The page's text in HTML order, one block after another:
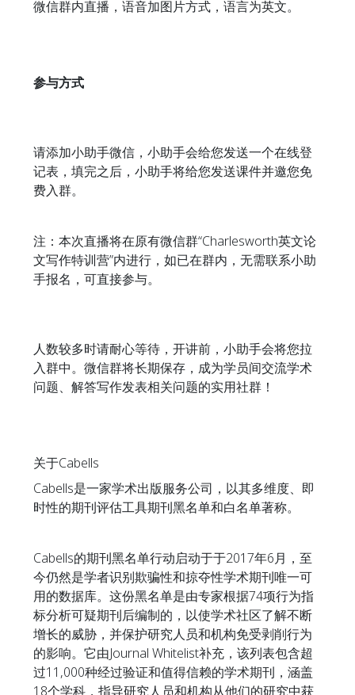
微信群内直播，语音加图片方式，语言为英文。
参与方式
请添加小助手微信，小助手会给您发送一个在线登
记表，填完之后，小助手将给您发送课件并邀您免
费入群。
注：本次直播将在原有微信群“Charlesworth英文论
文写作特训营”内进行，如已在群内，无需联系小助
手报名，可直接参与。
人数较多时请耐心等待，开讲前，小助手会将您拉
入群中。微信群将长期保存，成为学员间交流学术
问题、解答写作发表相关问题的实用社群！
关于Cabells
Cabells是一家学术出版服务公司，以其多维度、即
时性的期刊评估工具期刊黑名单和白名单著称。
Cabells的期刊黑名单行动启动于于2017年6月，至
今仍然是学者识别欺骗性和掠夺性学术期刊唯一可
用的数据库。这份黑名单是由专家根据74项行为指
标分析可疑期刊后编制的，以使学术社区了解不断
增长的威胁，并保护研究人员和机构免受剥削行为
的影响。它由Journal Whitelist补充，该列表包含超
过11,000种经过验证和值得信赖的学术期刊，涵盖
18个学科，指导研究人员和机构从他们的研究中获